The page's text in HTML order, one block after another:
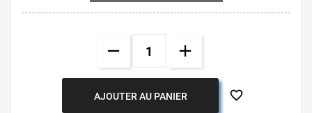
AJOUTER AU PANIER 